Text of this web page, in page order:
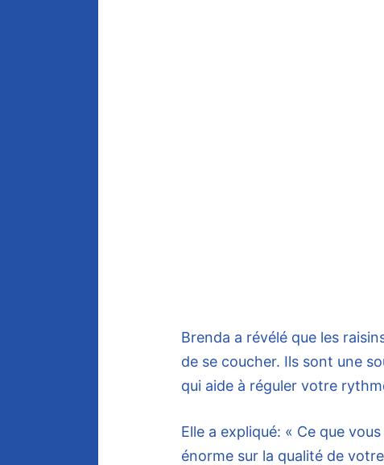
Brenda a révélé que les
de se coucher. Ils sont une
qui aide à réguler votre
Elle a expliqué: « Ce que
énorme sur la qualité de